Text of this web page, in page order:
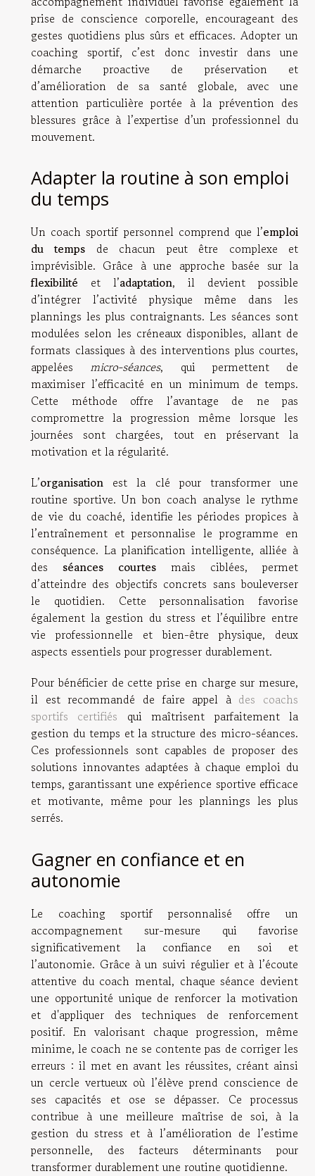
prise de conscience corporelle, encourageant des
gestes quotidiens plus sûrs et efficaces. Adopter un
coaching sportif, c’est donc investir dans une
démarche proactive de préservation et
d’amélioration de sa santé globale, avec une
attention particulière portée à la prévention des
blessures grâce à l’expertise d’un professionnel du
mouvement.
Adapter la routine à son emploi
du temps
Un coach sportif personnel comprend que l’emploi
du temps de chacun peut être complexe et
imprévisible. Grâce à une approche basée sur la
flexibilité et l’adaptation, il devient possible
d’intégrer l’activité physique même dans les
plannings les plus contraignants. Les séances sont
modulées selon les créneaux disponibles, allant de
formats classiques à des interventions plus courtes,
appelées micro-séances, qui permettent de
maximiser l’efficacité en un minimum de temps.
Cette méthode offre l’avantage de ne pas
compromettre la progression même lorsque les
journées sont chargées, tout en préservant la
motivation et la régularité.
L’organisation est la clé pour transformer une
routine sportive. Un bon coach analyse le rythme
de vie du coaché, identifie les périodes propices à
l’entraînement et personnalise le programme en
conséquence. La planification intelligente, alliée à
des séances courtes mais ciblées, permet
d’atteindre des objectifs concrets sans bouleverser
le quotidien. Cette personnalisation favorise
également la gestion du stress et l’équilibre entre
vie professionnelle et bien-être physique, deux
aspects essentiels pour progresser durablement.
Pour bénéficier de cette prise en charge sur mesure,
il est recommandé de faire appel à des coachs
sportifs certifiés qui maîtrisent parfaitement la
gestion du temps et la structure des micro-séances.
Ces professionnels sont capables de proposer des
solutions innovantes adaptées à chaque emploi du
temps, garantissant une expérience sportive efficace
et motivante, même pour les plannings les plus
serrés.
Gagner en confiance et en
autonomie
Le coaching sportif personnalisé offre un
accompagnement sur-mesure qui favorise
significativement la confiance en soi et
l’autonomie. Grâce à un suivi régulier et à l’écoute
attentive du coach mental, chaque séance devient
une opportunité unique de renforcer la motivation
et d'appliquer des techniques de renforcement
positif. En valorisant chaque progression, même
minime, le coach ne se contente pas de corriger les
erreurs : il met en avant les réussites, créant ainsi
un cercle vertueux où l’élève prend conscience de
ses capacités et ose se dépasser. Ce processus
contribue à une meilleure maîtrise de soi, à la
gestion du stress et à l’amélioration de l’estime
personnelle, des facteurs déterminants pour
transformer durablement une routine quotidienne.